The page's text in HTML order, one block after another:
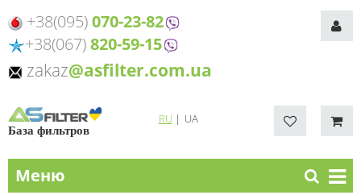
+38(095)070-23-82
+38(067)820-59-15
zakaz@asfilter.com.ua
База фильтров
RU| UA
Меню